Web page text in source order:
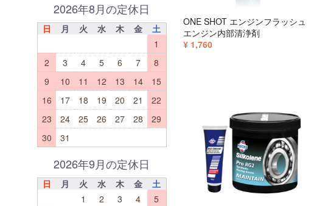
2026年8月の定休日
日 月 火 水 木 金
土
1
2
3 4 5 6 7
8
9
10 11 12 13 14
15
16
17 18 19 20 21
22
23
24 25 26 27 28
29
30
31
2026年9月の定休日
日 月 火 水 木 金
土
1
2 3 4
5
ONE SHOT エンジンフラッシュ
エンジン内部清浄剤
¥ 1,760